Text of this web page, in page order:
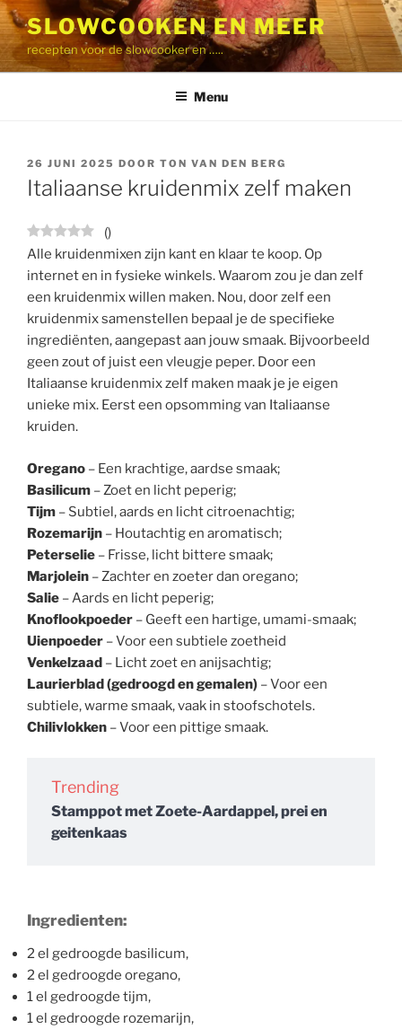
Ga
naar
de
inhoud
SLOWCOOKEN EN MEER
recepten voor de slowcooker en …..
Menu
GEPLAATST
OP
26 JUNI 2025 DOOR TON VAN DEN BERG
Italiaanse kruidenmix zelf maken
()
Alle kruidenmixen zijn kant en klaar te koop. Op
internet en in fysieke winkels. Waarom zou je dan zelf
een kruidenmix willen maken. Nou, door zelf een
kruidenmix samenstellen bepaal je de specifieke
ingrediënten, aangepast aan jouw smaak. Bijvoorbeeld
geen zout of juist een vleugje peper. Door een
Italiaanse kruidenmix zelf maken maak je je eigen
unieke mix. Eerst een opsomming van Italiaanse
kruiden.
Oregano – Een krachtige, aardse smaak;
Basilicum – Zoet en licht peperig;
Tijm – Subtiel, aards en licht citroenachtig;
Rozemarijn – Houtachtig en aromatisch;
Peterselie – Frisse, licht bittere smaak;
Marjolein – Zachter en zoeter dan oregano;
Salie – Aards en licht peperig;
Knoflookpoeder – Geeft een hartige, umami-smaak;
Uienpoeder – Voor een subtiele zoetheid
Venkelzaad – Licht zoet en anijsachtig;
Laurierblad (gedroogd en gemalen) – Voor een
subtiele, warme smaak, vaak in stoofschotels.
Chilivlokken – Voor een pittige smaak.
Trending
Stamppot met Zoete-Aardappel, prei en
geitenkaas
Ingredienten:
2 el gedroogde basilicum,
2 el gedroogde oregano,
1 el gedroogde tijm,
1 el gedroogde rozemarijn,